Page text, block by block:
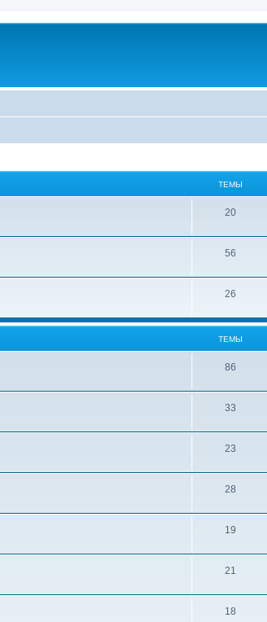
ТЕМЫ
20
56
26
ТЕМЫ
86
33
23
28
19
21
18